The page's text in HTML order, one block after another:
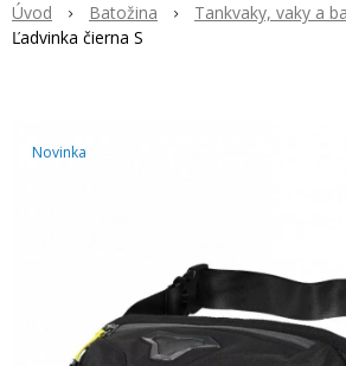
Úvod Batožina Tankvaky, vaky a
Ľadvinka čierna S
Novinka